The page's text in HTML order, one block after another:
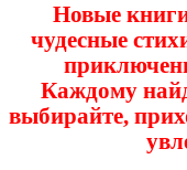
Новые
чудесные
Каждому
выбирайте,